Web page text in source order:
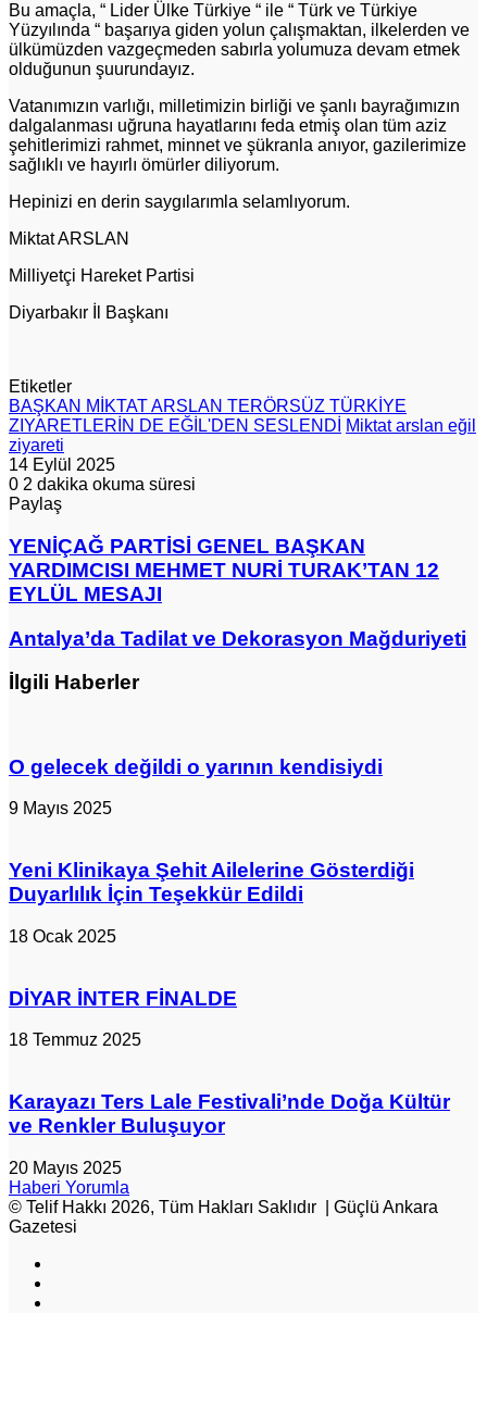
Bu amaçla, “ Lider Ülke Türkiye “ ile “ Türk ve Türkiye
Yüzyılında “ başarıya giden yolun çalışmaktan, ilkelerden ve
ülkümüzden vazgeçmeden sabırla yolumuza devam etmek
olduğunun şuurundayız.
Vatanımızın varlığı, milletimizin birliği ve şanlı bayrağımızın
dalgalanması uğruna hayatlarını feda etmiş olan tüm aziz
şehitlerimizi rahmet, minnet ve şükranla anıyor, gazilerimize
sağlıklı ve hayırlı ömürler diliyorum.
Hepinizi en derin saygılarımla selamlıyorum.
Miktat ARSLAN
Milliyetçi Hareket Partisi
Diyarbakır İl Başkanı
Etiketler
BAŞKAN MİKTAT ARSLAN TERÖRSÜZ TÜRKİYE
ZIYARETLERİN DE EĞİL'DEN SESLENDİ
Miktat arslan eğil
ziyareti
14 Eylül 2025
0 2 dakika okuma süresi
Paylaş
Posta
ile
paylaş
YENİÇAĞ
PARTİSİ
GENEL
BAŞKAN
MEHMET
TURAK’TAN
12
YENİÇAĞ PARTİSİ GENEL BAŞKAN
YARDIMCISI MEHMET NURİ TURAK’TAN 12
EYLÜL MESAJI
Antalya’da
ve
Dekorasyon
Antalya’da Tadilat ve Dekorasyon Mağduriyeti
İlgili Haberler
O gelecek değildi o yarının kendisiydi
9 Mayıs 2025
Yeni Klinikaya Şehit Ailelerine Gösterdiği
Duyarlılık İçin Teşekkür Edildi
18 Ocak 2025
DİYAR İNTER FİNALDE
18 Temmuz 2025
Karayazı Ters Lale Festivali’nde Doğa Kültür
ve Renkler Buluşuyor
20 Mayıs 2025
Haberi Yorumla
© Telif Hakkı 2026, Tüm Hakları Saklıdır | Güçlü Ankara
Gazetesi